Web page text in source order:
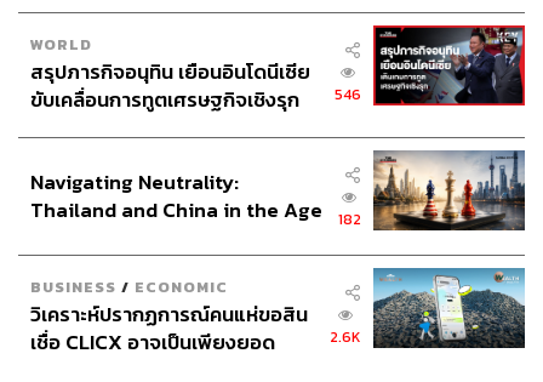
WORLD
สรุปภารกิจอนุทิน เยือนอินโดนีเซีย
ขับเคลื่อนการทูตเศรษฐกิจเชิงรุก
546
Navigating Neutrality:
Thailand and China in the Age
182
BUSINESS / ECONOMIC
วิเคราะห์ปรากฏการณ์คนแห่ขอสิน
เชื่อ CLICX อาจเป็นเพียงยอด
2.6K